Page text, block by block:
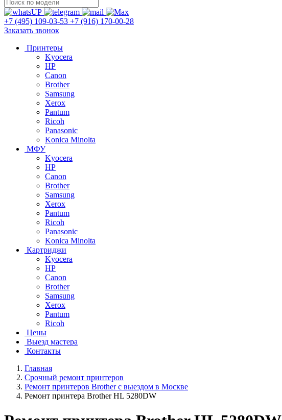
+7 (495) 109-03-53 +7 (916) 170-00-28
Заказать звонок
Принтеры
Kyocera
HP
Canon
Brother
Samsung
Xerox
Pantum
Ricoh
Panasonic
Konica Minolta
МФУ
Kyocera
HP
Canon
Brother
Samsung
Xerox
Pantum
Ricoh
Panasonic
Konica Minolta
Картриджи
Kyocera
HP
Canon
Brother
Samsung
Xerox
Pantum
Ricoh
Цены
Выезд мастера
Контакты
Главная
Срочный ремонт принтеров
Ремонт принтеров Brother с выездом в Москве
Ремонт принтера Brother HL 5280DW